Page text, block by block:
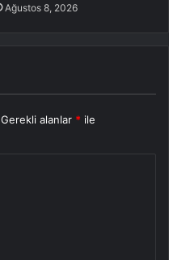
Ağustos 8, 2026
Gerekli alanlar * ile